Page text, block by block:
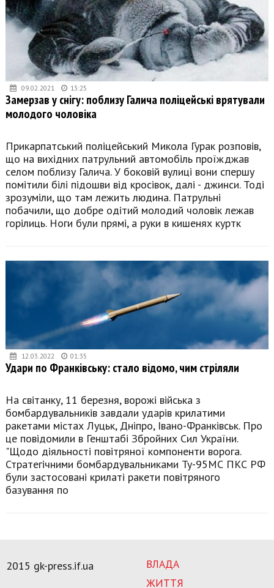
09.02.2021 13:25
Замерзав у снігу: поблизу Галича поліцейські врятували
молодого чоловіка
Прикарпатський поліцейський Микола Гурак розповів,
що на вихідних патрульний автомобіль проїжджав
селом поблизу Галича. У боковій вулиці вони спершу
помітили білі підошви від кросівок, далі - джинси. Тоді
зрозуміли, що там лежить людина. Патрульні
побачили, що добре одітий молодий чоловік лежав
горілиць. Ноги були прямі, а руки в кишенях куртк
12.03.2022 01:35
Удари по Франківську: стало відомо, чим стріляли
На світанку, 11 березня, ворожі війська з
бомбардувальників завдали ударів крилатими
ракетами містах Луцьк, Дніпро, Івано-Франківськ. Про
це повідомили в Генштабі Збройних Сил України.
"Щодо діяльності повітряної компоненти ворога.
Стратегічними бомбардувальниками Ту-95МС ПКС РФ
були застосовані крилаті ракети повітряного
базування по
ВЛАДА
ЖИТТЯ
2015 gk-press.if.ua